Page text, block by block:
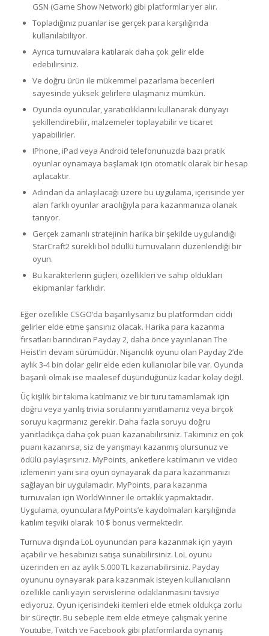
GSN (Game Show Network) gibi platformlar yer alır.
Topladığınız puanlar ise gerçek para karşılığında
kullanılabiliyor.
Ayrıca turnuvalara katılarak daha çok gelir elde
edebilirsiniz.
Ve doğru ürün ile mükemmel pazarlama becerileri
sayesinde yüksek gelirlere ulaşmanız mümkün.
Oyunda oyuncular, yaratıcılıklarını kullanarak dünyayı
şekillendirebilir, malzemeler toplayabilir ve ticaret
yapabilirler.
IPhone, iPad veya Android telefonunuzda bazı pratik
oyunlar oynamaya başlamak için otomatik olarak bir hesap
açılacaktır.
Adından da anlaşılacağı üzere bu uygulama, içerisinde yer
alan farklı oyunlar aracılığıyla para kazanmanıza olanak
tanıyor.
Gerçek zamanlı stratejinin harika bir şekilde uygulandığı
StarCraft2 sürekli bol ödüllü turnuvaların düzenlendiği bir
oyun.
Bu karakterlerin güçleri, özellikleri ve sahip oldukları
ekipmanlar farklıdır.
Eğer özellikle CSGO’da başarılıysanız bu platformdan ciddi
gelirler elde etme şansınız olacak. Harika para kazanma
fırsatları barındıran Payday 2, daha önce yayınlanan The
Heist’in devam sürümüdür. Nişancılık oyunu olan Payday 2’de
aylık 3-4 bin dolar gelir elde eden kullanıcılar bile var. Oyunda
başarılı olmak ise maalesef düşündüğünüz kadar kolay değil.
Üç kişilik bir takıma katılmanız ve bir turu tamamlamak için
doğru veya yanlış trivia sorularını yanıtlamanız veya birçok
soruyu kaçırmanız gerekir. Daha fazla soruyu doğru
yanıtladıkça daha çok puan kazanabilirsiniz. Takımınız en çok
puanı kazanırsa, siz de yarışmayı kazanmış olursunuz ve
ödülü paylaşırsınız. MyPoints, anketlere katılmanın ve video
izlemenin yanı sıra oyun oynayarak da para kazanmanızı
sağlayan bir uygulamadır. MyPoints, para kazanma
turnuvaları için WorldWinner ile ortaklık yapmaktadır.
Uygulama, oyunculara MyPoints’e kaydolmaları karşılığında
katılım teşviki olarak 10 $ bonus vermektedir.
Turnuva dışında LoL oyunundan para kazanmak için yayın
açabilir ve hesabınızı satışa sunabilirsiniz. LoL oyunu
üzerinden en az aylık 5.000 TL kazanabilirsiniz. Payday
oyununu oynayarak para kazanmak isteyen kullanıcıların
özellikle canlı yayın servislerine odaklanmasını tavsiye
ediyoruz. Oyun içerisindeki itemleri elde etmek oldukça zorlu
bir süreçtir. Bu sebeple item elde etmeye çalışmak yerine
Youtube, Twitch ve Facebook gibi platformlarda oynanış